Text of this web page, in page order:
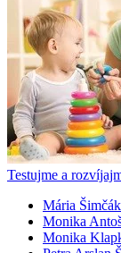
Testujme a
Mária
Monika
Monika